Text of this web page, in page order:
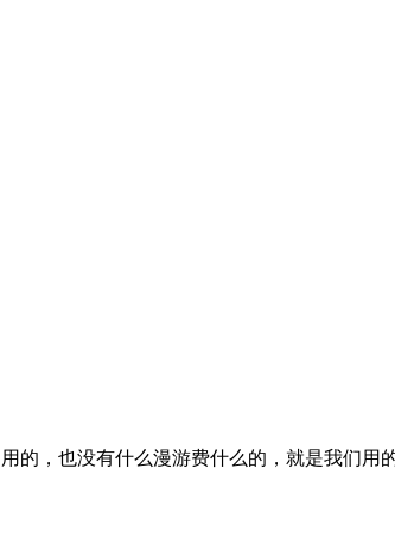
，也没有什么漫游费什么的，就是我们用